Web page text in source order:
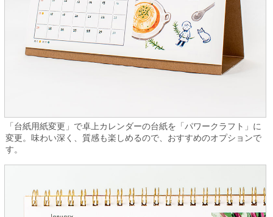
「台紙用紙変更」で卓上カレンダーの台紙を「パワークラフト」に
変更。味わい深く、質感も楽しめるので、おすすめのオプションで
す。